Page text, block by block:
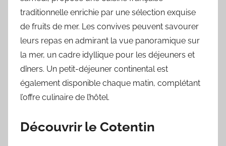
traditionnelle enrichie par une sélection exquise
de fruits de mer. Les convives peuvent savourer
leurs repas en admirant la vue panoramique sur
la mer, un cadre idyllique pour les déjeuners et
dîners. Un petit-déjeuner continental est
également disponible chaque matin, complétant
l’offre culinaire de l’hôtel.
Découvrir le Cotentin